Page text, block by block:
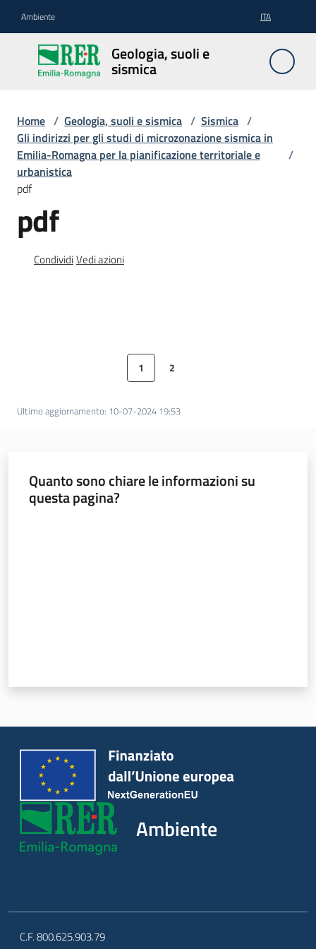
Ambiente ITA
Geologia, suoli e
sismica
Geologia,
suoli e
sismica
Geologia
Suoli
Sismica
Divulgazione
Seguici
Ambiente
Novità
Servizi
Leggi Atti Bandi
Piani Programmi
Home / Geologia, suoli e sismica / Sismica /
Gli indirizzi per gli studi di microzonazione sismica in
Emilia-Romagna per la pianificazione territoriale e
urbanistica
/
pdf
pdf
CondividiVedi azioni
Pagina precedente
Pagina
1 Pagina
2
Ultimo aggiornamento: 10-07-2024 19:53
Quanto sono chiare le informazioni su
questa pagina?
Ambiente
C.F. 800.625.903.79